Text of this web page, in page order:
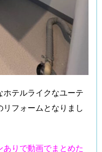
ホテルライクなユーテ
リフォームとなりまし
りで動画でまとめた